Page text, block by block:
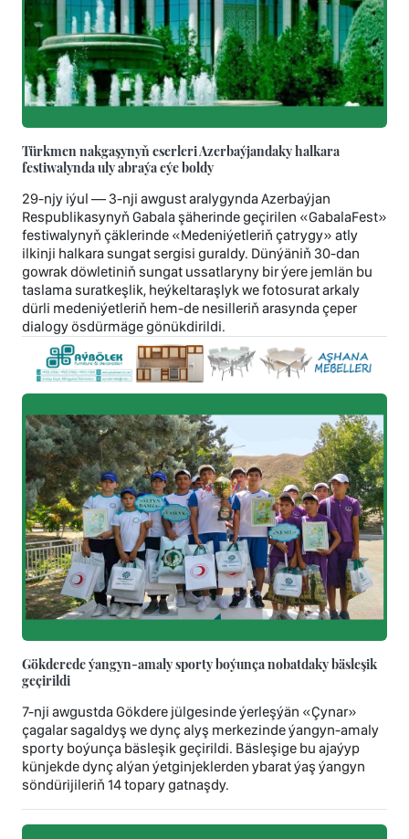
Türkmen nakgaşynyň eserleri Azerbaýjandaky halkara
festiwalynda uly abraýa eýe boldy
29-njy iýul — 3-nji awgust aralygynda Azerbaýjan
Respublikasynyň Gabala şäherinde geçirilen «GabalaFest»
festiwalynyň çäklerinde «Medeniýetleriň çatrygy» atly
ilkinji halkara sungat sergisi guraldy. Dünýäniň 30-dan
gowrak döwletiniň sungat ussatlaryny bir ýere jemlän bu
taslama suratkeşlik, heýkeltaraşlyk we fotosurat arkaly
dürli medeniýetleriň hem-de nesilleriň arasynda çeper
dialogy ösdürmäge gönükdirildi.
Gökderede ýangyn-amaly sporty boýunça nobatdaky bäsleşik
geçirildi
7-nji awgustda Gökdere jülgesinde ýerleşýän «Çynar»
çagalar sagaldyş we dynç alyş merkezinde ýangyn-amaly
sporty boýunça bäsleşik geçirildi. Bäsleşige bu ajaýyp
künjekde dynç alýan ýetginjeklerden ybarat ýaş ýangyn
söndürijileriň 14 topary gatnaşdy.